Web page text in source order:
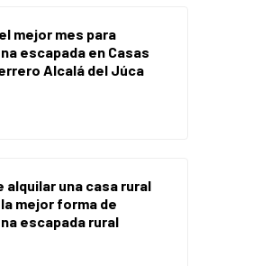
mejor mes para
escapada en Casas
Alcalá del Júca
alquilar una casa rural
mejor forma de
escapada rural